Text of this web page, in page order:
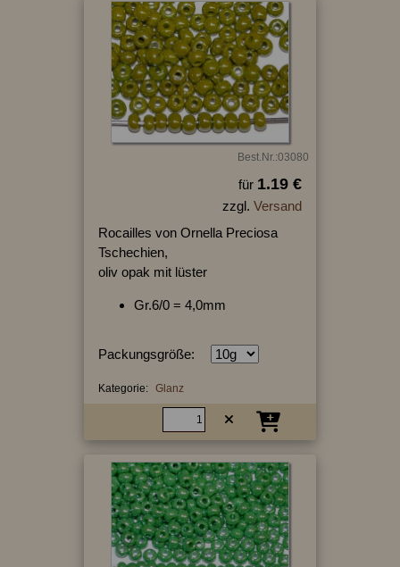
Best.Nr.:03080
für 1.19 €
zzgl. Versand
Rocailles von Ornella Preciosa
Tschechien,
oliv opak mit lüster
Gr.6/0 = 4,0mm
Packungsgröße:
Kategorie: Glanz